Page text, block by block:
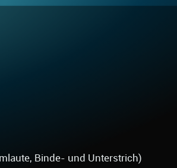
Binde- und Unterstrich)